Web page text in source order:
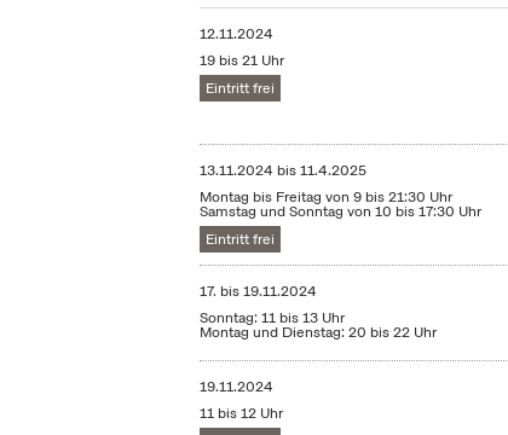
12.11.2024
19 bis 21 Uhr
Eintritt frei
13.11.2024 bis11.4.2025
Montag bis Freitag von 9 bis 21:30 Uhr
Samstag und Sonntag von 10 bis 17:30 Uhr
Eintritt frei
17. bis19.11.2024
Sonntag: 11 bis 13 Uhr
Montag und Dienstag: 20 bis 22 Uhr
19.11.2024
11 bis 12 Uhr